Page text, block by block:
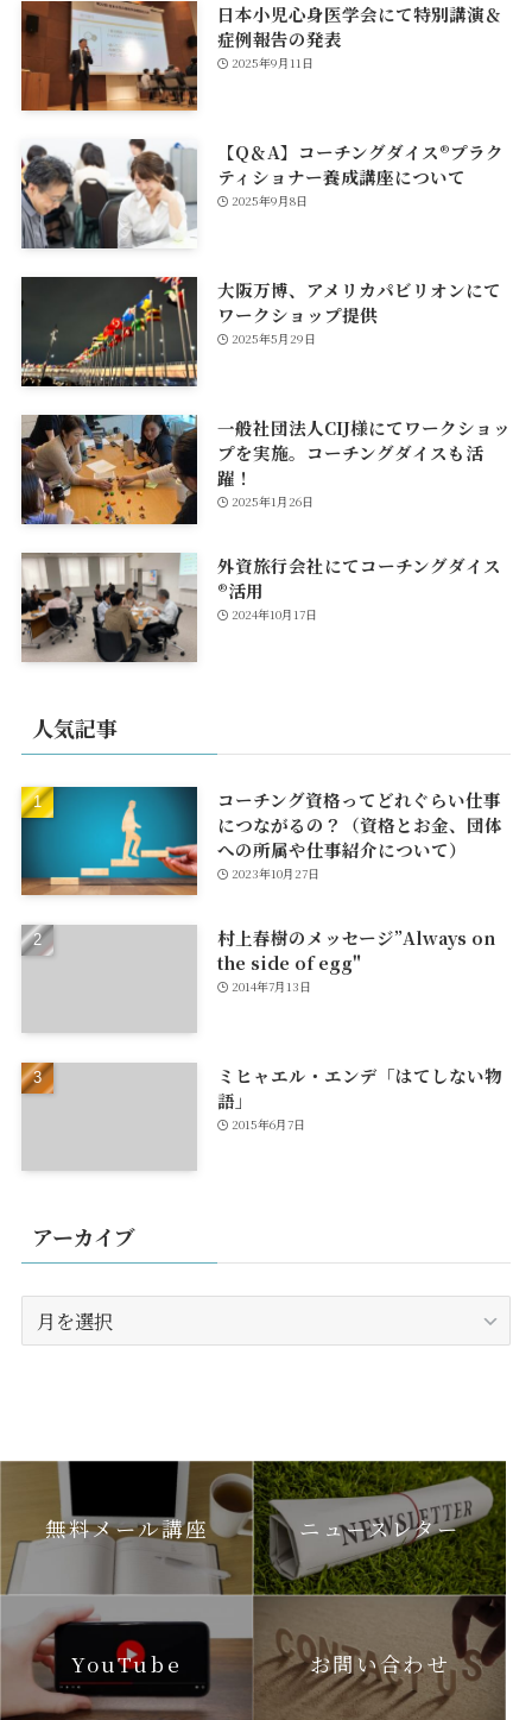
日本小児心身医学会にて特別講演＆
症例報告の発表
2025年9月11日
【Q＆A】コーチングダイス®プラク
ティショナー養成講座について
2025年9月8日
大阪万博、アメリカパビリオンにて
ワークショップ提供
2025年5月29日
一般社団法人CIJ様にてワークショッ
プを実施。コーチングダイスも活
躍！
2025年1月26日
外資旅行会社にてコーチングダイス
®活用
2024年10月17日
人気記事
コーチング資格ってどれぐらい仕事
につながるの？（資格とお金、団体
への所属や仕事紹介について）
2023年10月27日
村上春樹のメッセージ”Always on
the side of egg"
2014年7月13日
ミヒャエル・エンデ「はてしない物
語」
2015年6月7日
アーカイブ
ー
無料メール講座 ニュースレター
YouTube お問い合わせ